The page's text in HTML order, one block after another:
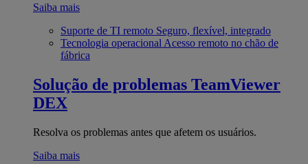
Saiba mais
Suporte de TI remoto Seguro, flexível, integrado
Tecnologia operacional Acesso remoto no chão de
fábrica
Solução de problemas TeamViewer
DEX
Resolva os problemas antes que afetem os usuários.
Saiba mais